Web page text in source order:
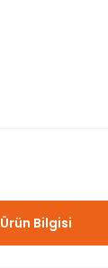
Ürün Bilgisi